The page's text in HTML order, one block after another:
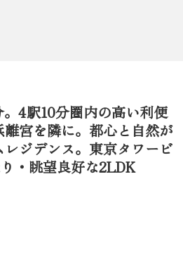
。4駅10分圏内の高い利便
宮を隣に。都心と自然が
ジデンス。東京タワービ
・眺望良好な2LDK